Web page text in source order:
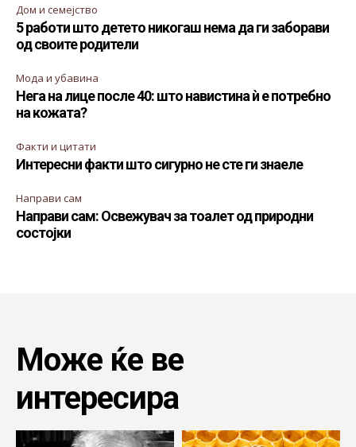
Дом и семејство
5 работи што детето никогаш нема да ги заборави
од своите родители
Мода и убавина
Нега на лице после 40: што навистина ѝ е потребно
на кожата?
Факти и цитати
Интересни факти што сигурно не сте ги знаеле
Направи сам
Направи сам: Освежувач за тоалет од природни
состојки
Може ќе ве
интересира